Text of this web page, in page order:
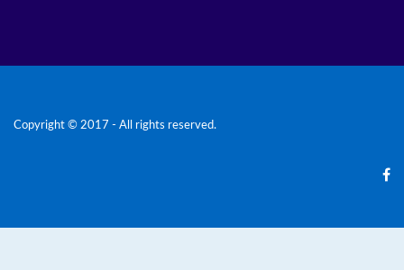
Copyright © 2017 - All rights reserved.